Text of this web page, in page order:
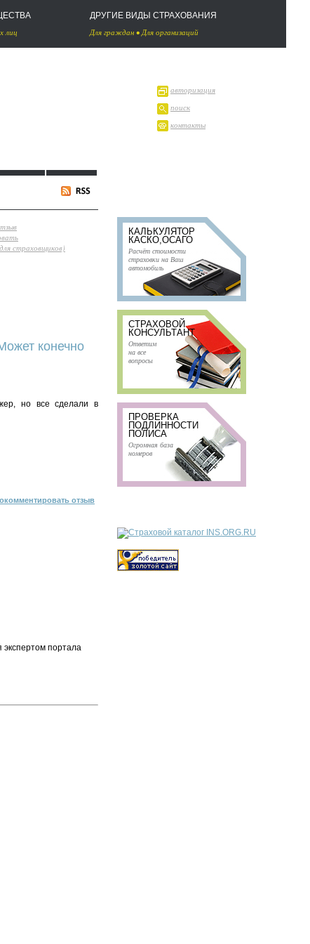
лиц
ДРУГИЕ ВИДЫ СТРАХОВАНИЯ
Для граждан •Для организаций
авторизация
поиск
контакты
страховщиков)
конечно
но все сделали в
отзыв
экспертом портала
КАЛЬКУЛЯТОР
КАСКО,ОСАГО
Расчёт стоимости
страховки на Ваш
автомобиль
СТРАХОВОЙ
КОНСУЛЬТАНТ
Ответим
на все
вопросы
ПРОВЕРКА
ПОДЛИННОСТИ
ПОЛИСА
Огромная база
номеров